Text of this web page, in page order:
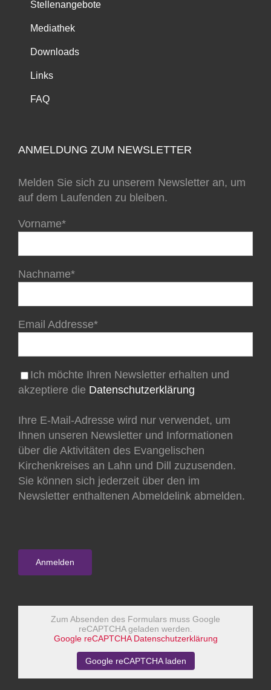
Stellenangebote
Mediathek
Downloads
Links
FAQ
ANMELDUNG ZUM NEWSLETTER
Melden Sie sich zu unserem Newsletter an, um
auf dem Laufenden zu bleiben.
Vorname*
Nachname*
Email Addresse*
Ich möchte Ihren Newsletter erhalten und
akzeptiere die Datenschutzerklärung
Ihre E-Mail-Adresse wird nur verwendet, um
Ihnen unseren Newsletter und Informationen
über die Aktivitäten des Evangelischen
Kirchenkreises an Lahn und Dill zuzusenden.
Sie können sich jederzeit über den im
Newsletter enthaltenen Abmeldelink abmelden.
Zum Absenden des Formulars muss Google
reCAPTCHA geladen werden.
Google reCAPTCHA Datenschutzerklärung
Google reCAPTCHA laden